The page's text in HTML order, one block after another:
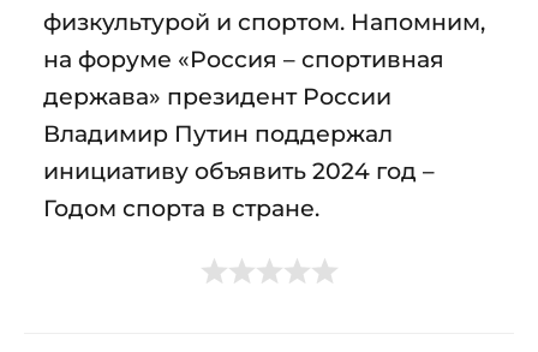
физкультурой и спортом. Напомним,
на форуме «Россия – спортивная
держава» президент России
Владимир Путин поддержал
инициативу объявить 2024 год –
Годом спорта в стране.